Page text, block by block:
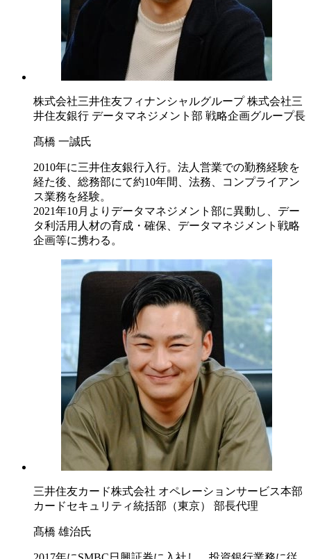
株式会社三井住友フィナンシャルグループ 株式会社三
井住友銀行 データマネジメント部 戦略企画グループ長
髙橋 一誠氏
2010年に三井住友銀行入行。法人営業での勤務経験を
経た後、総務部にて約10年間、法務、コンプライアン
ス業務を経験。
2021年10月よりデータマネジメント部に異動し、デー
タ利活用人材の育成・確保、データマネジメント戦略
企画等に携わる。
三井住友カード株式会社 オペレーションサービス本部
カードセキュリティ統括部（東京） 部長代理
髙橋 雄治氏